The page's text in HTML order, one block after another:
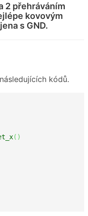
2 přehráváním
kovovým
s GND.
kódů.
( )